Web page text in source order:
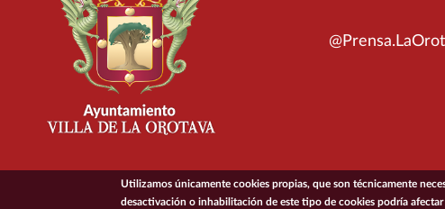
Utilizamos únicamente cookies propias, que son técnicamente
desactivación o inhabilitación de este tipo de cookies podría